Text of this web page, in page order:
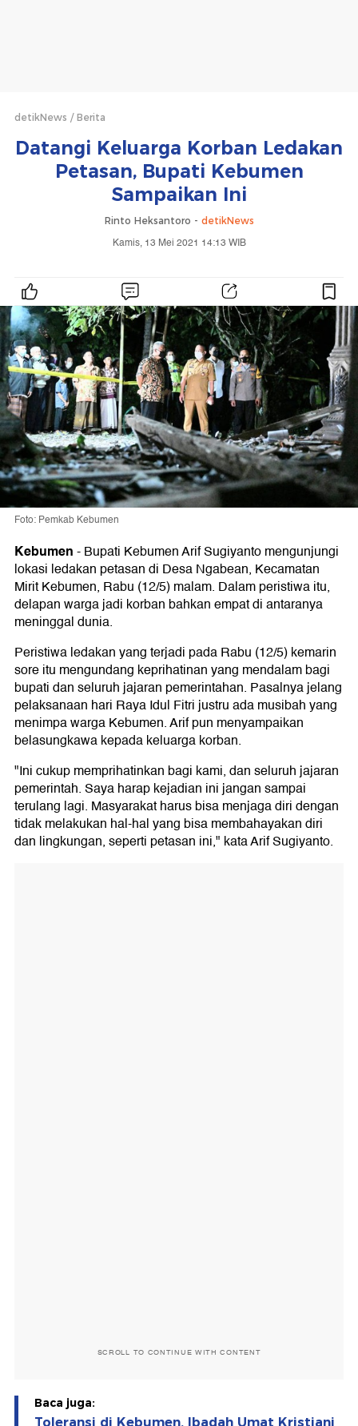
detikNews Berita
Datangi Keluarga Korban Ledakan
Petasan, Bupati Kebumen
Sampaikan Ini
Rinto Heksantoro - detikNews
Kamis, 13 Mei 2021 14:13 WIB
Foto: Pemkab Kebumen
Kebumen-Bupati Kebumen Arif Sugiyanto mengunjungi
lokasi ledakan petasan di Desa Ngabean, Kecamatan
Mirit Kebumen, Rabu (12/5) malam. Dalam peristiwa itu,
delapan warga jadi korban bahkan empat di antaranya
meninggal dunia.
Peristiwa ledakan yang terjadi pada Rabu (12/5) kemarin
sore itu mengundang keprihatinan yang mendalam bagi
bupati dan seluruh jajaran pemerintahan. Pasalnya jelang
pelaksanaan hari Raya Idul Fitri justru ada musibah yang
menimpa warga Kebumen. Arif pun menyampaikan
belasungkawa kepada keluarga korban.
"Ini cukup memprihatinkan bagi kami, dan seluruh jajaran
pemerintah. Saya harap kejadian ini jangan sampai
terulang lagi. Masyarakat harus bisa menjaga diri dengan
tidak melakukan hal-hal yang bisa membahayakan diri
dan lingkungan, seperti petasan ini," kata Arif Sugiyanto.
SCROLL TO CONTINUE WITH CONTENT
Baca juga:
Toleransi di Kebumen, Ibadah Umat Kristiani